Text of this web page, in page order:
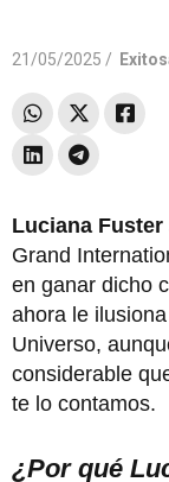
21/05/2025 /
Luciana Fuster
Grand
en ganar dicho
ahora le
Universo,
considerable
te lo contamos.
¿Por qué